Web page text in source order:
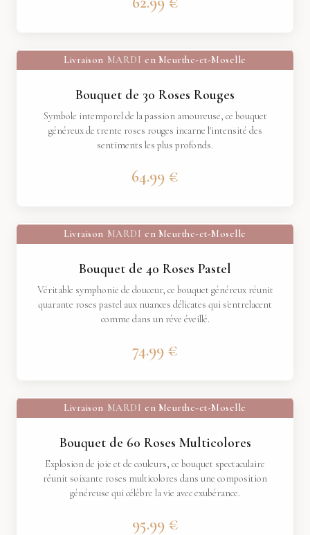
Livraison MARDI en Meurthe-et-Moselle
Bouquet de 30 Roses Rouges
Symbole intemporel de la passion amoureuse, ce bouquet
généreux de trente roses rouges incarne l'intensité des
sentiments les plus profonds.
64.99 €
Livraison MARDI en Meurthe-et-Moselle
Bouquet de 40 Roses Pastel
Véritable symphonie de douceur, ce bouquet généreux réunit
quarante roses pastel aux nuances délicates qui s'entrelacent
comme dans un rêve éveillé.
74.99 €
Livraison MARDI en Meurthe-et-Moselle
Bouquet de 60 Roses Multicolores
Explosion de joie et de couleurs, ce bouquet spectaculaire
réunit soixante roses multicolores dans une composition
généreuse qui célèbre la vie avec exubérance.
95.99 €